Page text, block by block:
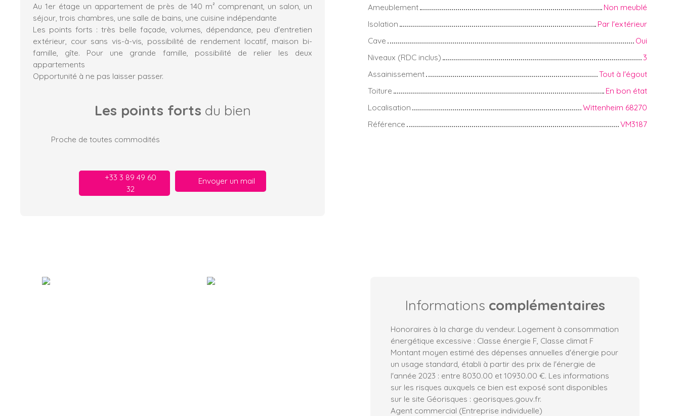
Au 1er étage un appartement de près de 140 m² comprenant, un salon, un
séjour, trois chambres, une salle de bains, une cuisine indépendante
Les points forts : très belle façade, volumes, dépendance, peu d'entretien
extérieur, cour sans vis-à-vis, possibilité de rendement locatif, maison bi-
famille, gîte. Pour une grande famille, possibilité de relier les deux
appartements
Opportunité à ne pas laisser passer.
Les points forts du bien
Proche de toutes commodités
+33 3 89 49 60
32
Envoyer un mail
Ameublement
Non meublé
Isolation
Par l'extérieur
Cave
Oui
Niveaux (RDC inclus)
3
Assainissement
Tout à l'égout
Toiture
En bon état
Localisation
Wittenheim 68270
Référence
VM3187
Informations complémentaires
Honoraires à la charge du vendeur. Logement à consommation
énergétique excessive : Classe énergie F, Classe climat F
Montant moyen estimé des dépenses annuelles d'énergie pour
un usage standard, établi à partir des prix de l'énergie de
l'année 2023 : entre 8030.00 et 10930.00 €. Les informations
sur les risques auxquels ce bien est exposé sont disponibles
sur le site Géorisques : georisques.gouv.fr.
Agent commercial (Entreprise individuelle)